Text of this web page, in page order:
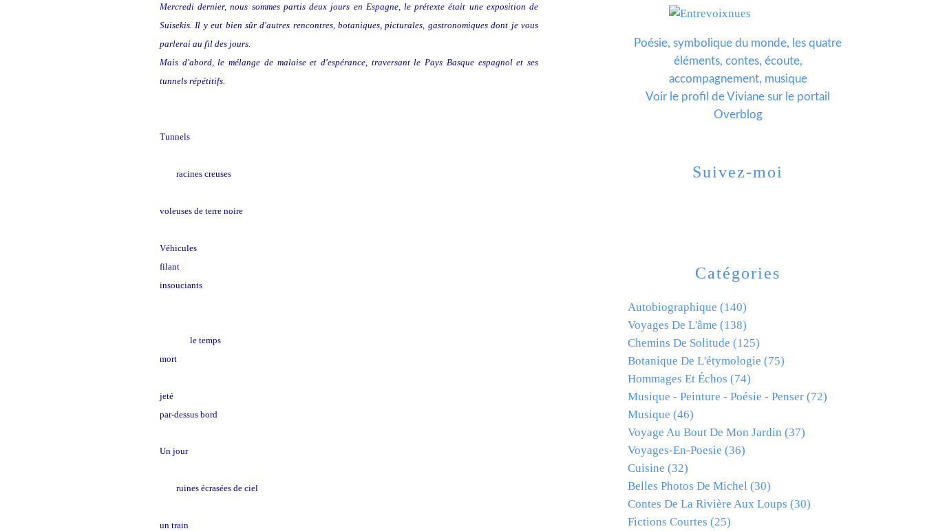
Mercredi dernier, nous sommes partis deux jours en Espagne, le prétexte était une exposition de
Suisekis. Il y eut bien sûr d'autres rencontres, botaniques, picturales, gastronomiques dont je vous
parlerai au fil des jours.
Mais d'abord, le mélange de malaise et d'espérance, traversant le Pays Basque espagnol et ses
tunnels répétitifs.
Tunnels
racines creuses
voleuses de terre noire
Véhicules
filant
insouciants
le temps
mort
jeté
par-dessus bord
Un jour
ruines écrasées de ciel
un train
Catégories
Autobiographique (140)
Voyages De L'âme (138)
Chemins De Solitude (125)
Botanique De L'étymologie (75)
Hommages Et Échos (74)
Musique - Peinture - Poésie - Penser (72)
Musique (46)
Voyage Au Bout De Mon Jardin (37)
Voyages-En-Poesie (36)
Cuisine (32)
Belles Photos De Michel (30)
Contes De La Rivière Aux Loups (30)
Fictions Courtes (25)
Poésie, symbolique du monde, les quatre
éléments, contes, écoute,
accompagnement, musique
Voir le profil deViviane sur le portail
Overblog
Suivez-moi